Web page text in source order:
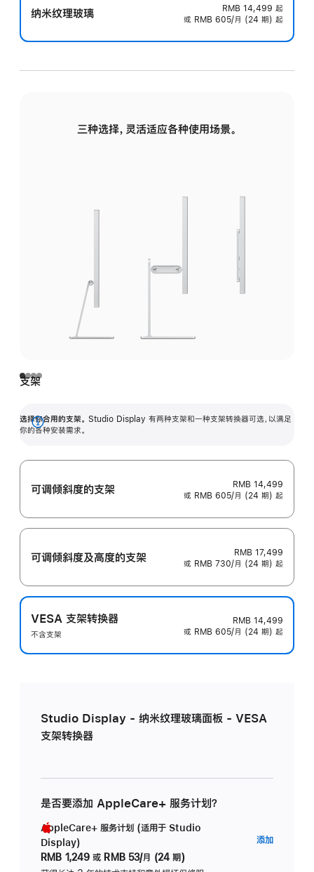
纳米纹理玻璃 RMB 14,499 起
或 RMB 605/月 (24 期) 起
三种选择，灵活适应各种使用场景。
支架
选择你合用的支架。 Studio Display 有两种支架和一种支架转换器可选，以满足
你的各种安装需求。
展
可调倾斜度的支架
RMB 14,499
或 RMB 605/月 (24 期) 起
可调倾斜度及高‍度的支‍架
RMB 17,499
或 RMB 730/月 (24 期) 起
VESA 支架转换器
不含支架
RMB 14,499
或 RMB 605/月 (24 期) 起
Studio Display - 纳米纹理玻璃面板 - VESA
支架转换器
是否要添加 AppleCare+ 服务计划？
AppleCare+ 服务计划 (适用于 Studio
Display)
RMB 1,249 或 RMB 53/月 (24 期)
添加